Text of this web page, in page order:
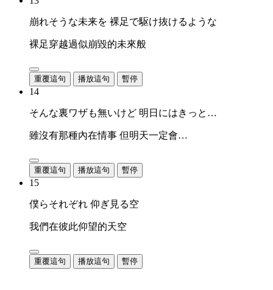
崩れそうな未来を 裸足で駆け抜けるような
裸足穿越過似崩毀的未來般
重覆這句 播放這句 暫停
14
そんな裏ワザも無いけど 明日にはきっと…
雖沒有那種內在情事 但明天一定會…
重覆這句 播放這句 暫停
15
僕らそれぞれ 仰ぎ見る空
我們在彼此仰望的天空
重覆這句 播放這句 暫停